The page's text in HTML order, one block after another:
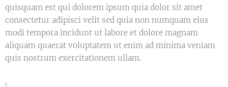
quisquam est qui dolorem ipsum quia dolor sit amet
consectetur adipisci velit sed quia non numquam eius
modi tempora incidunt ut labore et dolore magnam
aliquam quaerat voluptatem ut enim ad minima veniam
quis nostrum exercitationem ullam.